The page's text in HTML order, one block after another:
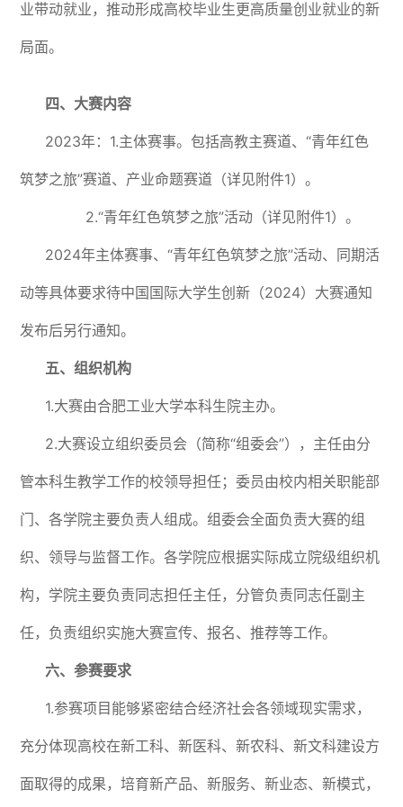
业带动就业，推动形成高校毕业生更高质量创业就业的新
局面。
四、大赛内容
2023年：1.主体赛事。包括高教主赛道、“青年红色
筑梦之旅”赛道、产业命题赛道（详见附件1）。
2.“青年红色筑梦之旅”活动（详见附件1）。
2024年主体赛事、“青年红色筑梦之旅”活动、同期活
动等具体要求待中国国际大学生创新（2024）大赛通知
发布后另行通知。
五、组织机构
1.大赛由合肥工业大学本科生院主办。
2.大赛设立组织委员会（简称“组委会”），主任由分
管本科生教学工作的校领导担任；委员由校内相关职能部
门、各学院主要负责人组成。组委会全面负责大赛的组
织、领导与监督工作。各学院应根据实际成立院级组织机
构，学院主要负责同志担任主任，分管负责同志任副主
任，负责组织实施大赛宣传、报名、推荐等工作。
六、参赛要求
1.参赛项目能够紧密结合经济社会各领域现实需求，
充分体现高校在新工科、新医科、新农科、新文科建设方
面取得的成果，培育新产品、新服务、新业态、新模式，